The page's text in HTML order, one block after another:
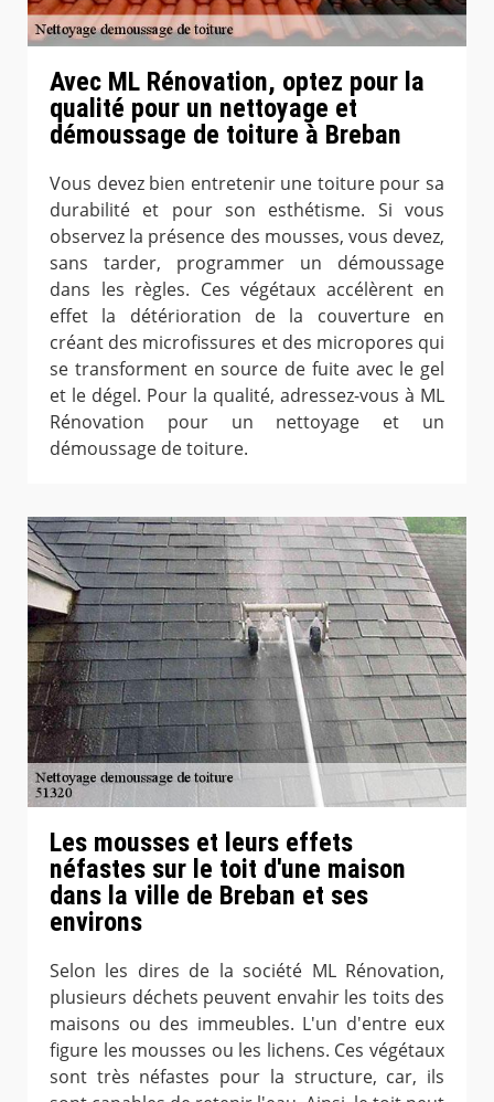
Avec ML Rénovation, optez pour la
qualité pour un nettoyage et
démoussage de toiture à Breban
Vous devez bien entretenir une toiture pour sa
durabilité et pour son esthétisme. Si vous
observez la présence des mousses, vous devez,
sans tarder, programmer un démoussage
dans les règles. Ces végétaux accélèrent en
effet la détérioration de la couverture en
créant des microfissures et des micropores qui
se transforment en source de fuite avec le gel
et le dégel. Pour la qualité, adressez-vous à ML
Rénovation pour un nettoyage et un
démoussage de toiture.
Les mousses et leurs effets
néfastes sur le toit d'une maison
dans la ville de Breban et ses
environs
Selon les dires de la société ML Rénovation,
plusieurs déchets peuvent envahir les toits des
maisons ou des immeubles. L'un d'entre eux
figure les mousses ou les lichens. Ces végétaux
sont très néfastes pour la structure, car, ils